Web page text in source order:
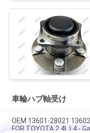
車輪ハブ軸受け
OEM 13601-28021
FOR TOYOTA 2.4L L4 -